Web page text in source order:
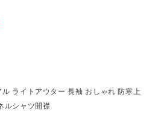
ライトアウター 長袖 おしゃれ 防寒上
ルシャツ開襟